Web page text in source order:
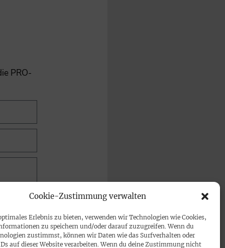
Cookie-Zustimmung verwalten
Erlebnis zu bieten, verwenden wir Technologien wie Cookies,
zu speichern und/oder darauf zuzugreifen. Wenn du
zustimmst, können wir Daten wie das Surfverhalten oder
auf dieser Website verarbeiten. Wenn du deine Zustimmung nicht
PRO-